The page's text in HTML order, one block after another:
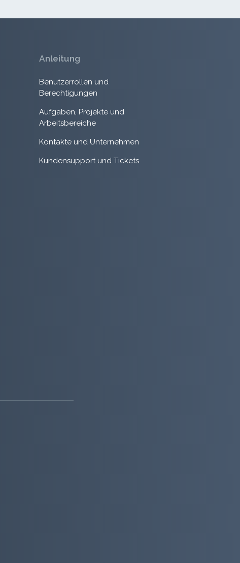
Anleitung
Benutzerrollen und
Berechtigungen
Aufgaben, Projekte und
Arbeitsbereiche
Kontakte und Unternehmen
Kundensupport und Tickets